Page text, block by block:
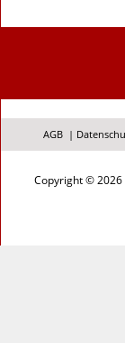
AGB |
Copyright © 2026